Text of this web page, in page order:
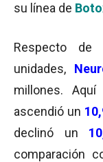
su línea de
Respecto
unidades,
millones. Aquí
ascendió un
declinó un
comparación